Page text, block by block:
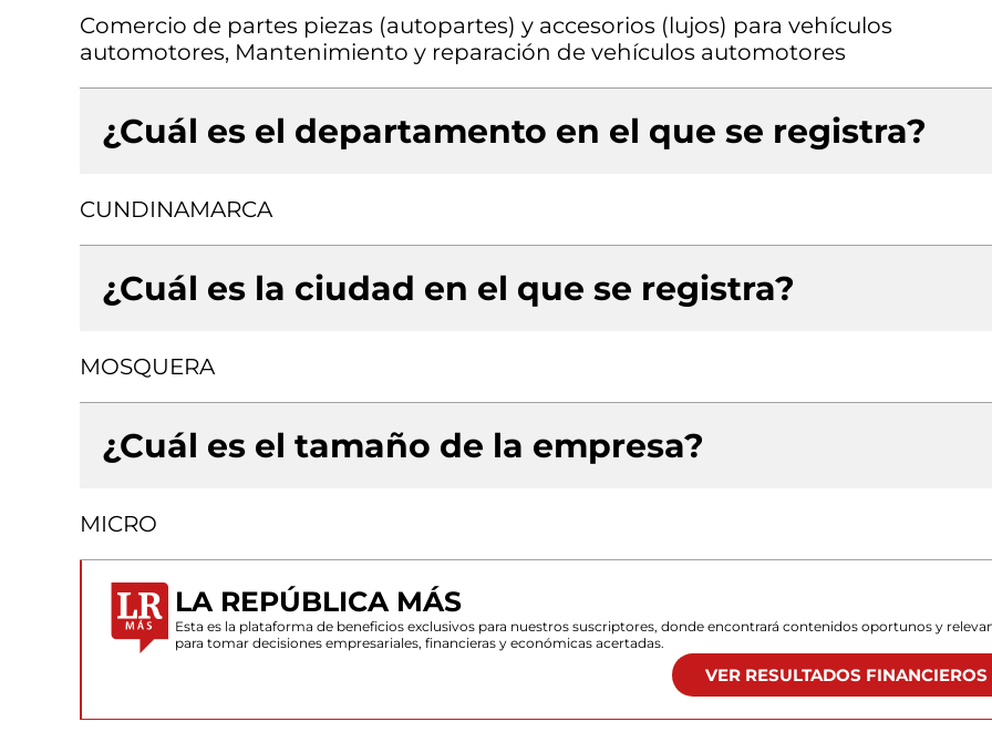
Comercio de partes piezas (autopartes) y accesorios (lujos) para vehículos
automotores, Mantenimiento y reparación de vehículos automotores
¿Cuál es el departamento en el que se registra?
CUNDINAMARCA
¿Cuál es la ciudad en el que se registra?
MOSQUERA
¿Cuál es el tamaño de la empresa?
MICRO
LA REPÚBLICA MÁS
Esta es la plataforma de beneficios exclusivos para nuestros suscriptores, donde encontrará contenidos oportunos y
para tomar decisiones empresariales, financieras y económicas acertadas.
VER RESULTADOS FINANCIEROS